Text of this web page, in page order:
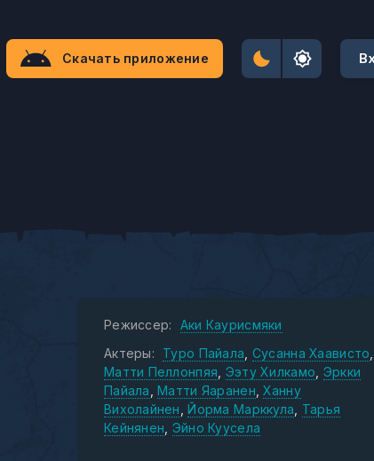
Скачать приложение
Режиссер:
Аки Каурисмяки
Актеры:
Туро Пайала Сусанна Хаависто
Матти Пеллонпяя Ээту Хилкамо Эркки
Пайала
Матти Яаранен Ханну
Вихолайнен
Йорма Марккула
Тарья
Кейнянен Эйно Куусела